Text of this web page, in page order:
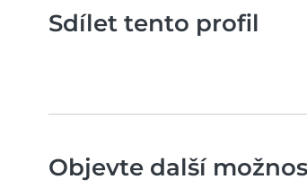
Sdílet tento profil
Objevte další